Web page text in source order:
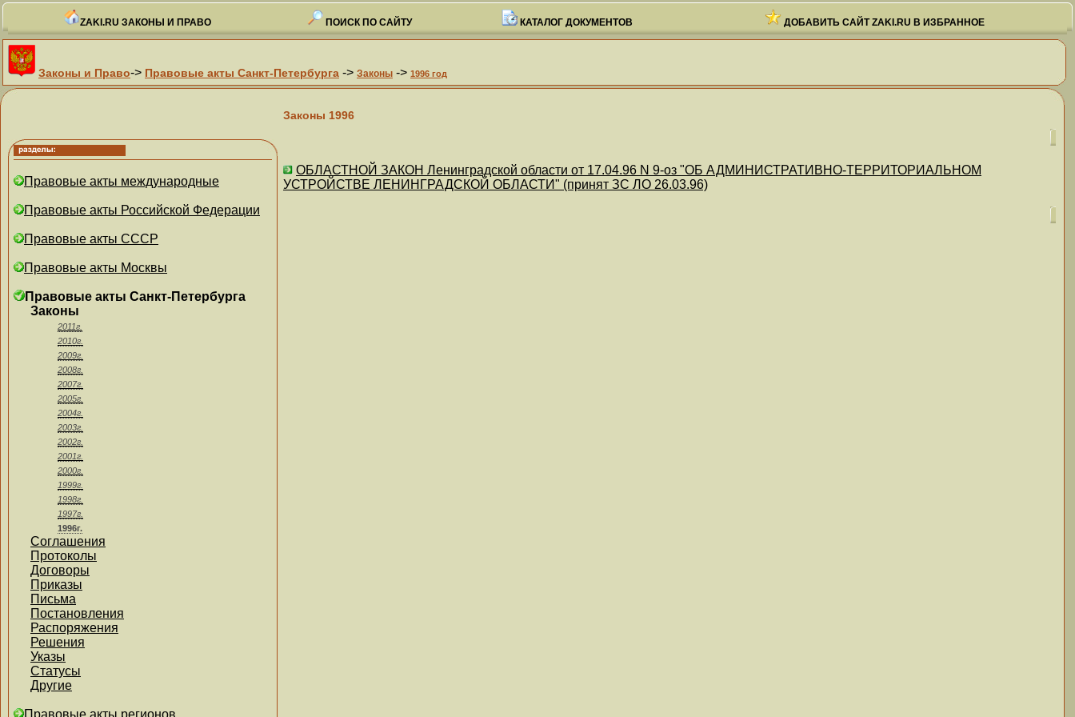
ZAKI.RU ЗАКОНЫ И ПРАВО ПОИСК ПО САЙТУ КАТАЛОГ ДОКУМЕНТОВ ДОБАВИТЬ САЙТ ZAKI.RU В ИЗБРАННОЕ
Законы и Право-> Правовые акты Санкт-Петербурга -> Законы -> 1996 год
Правовые акты международные
Правовые акты Российской Федерации
Правовые акты СССР
Правовые акты Москвы
Правовые акты Санкт-Петербурга
Законы
2011г.
2010г.
2009г.
2008г.
2007г.
2005г.
2004г.
2003г.
2002г.
2001г.
2000г.
1999г.
1998г.
1997г.
1996г.
Соглашения
Протоколы
Договоры
Приказы
Письма
Постановления
Распоряжения
Решения
Указы
Статусы
Другие
Правовые акты регионов
Законы 1996
ОБЛАСТНОЙ ЗАКОН Ленинградской области от 17.04.96 N 9-оз "ОБ АДМИНИСТРАТИВНО-ТЕРРИТОРИАЛЬНОМ
УСТРОЙСТВЕ ЛЕНИНГРАДСКОЙ ОБЛАСТИ" (принят ЗС ЛО 26.03.96)